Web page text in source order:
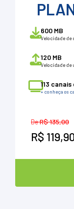
600 MB
Velocidade de
120 MB
Velocidade de
113 canais
+ conheça os
DeR$ 135,00
R$